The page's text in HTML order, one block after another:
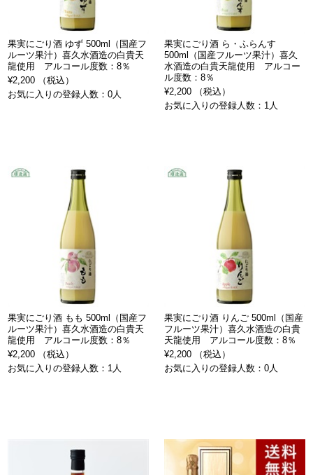
果実にごり酒 ゆず 500ml（国産フ
ルーツ果汁）喜久水酒造の白貴天
龍使用 アルコール度数：8％
¥2,200 （税込）
お気に入りの登録人数：0人
果実にごり酒 ら・ふらんす
500ml（国産フルーツ果汁）喜久
水酒造の白貴天龍使用 アルコー
ル度数：8％
¥2,200 （税込）
お気に入りの登録人数：1人
果実にごり酒 もも 500ml（国産フ
ルーツ果汁）喜久水酒造の白貴天
龍使用 アルコール度数：8％
¥2,200 （税込）
お気に入りの登録人数：1人
果実にごり酒 りんご 500ml（国産
フルーツ果汁）喜久水酒造の白貴
天龍使用 アルコール度数：8％
¥2,200 （税込）
お気に入りの登録人数：0人